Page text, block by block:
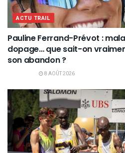
ACTU TRAIL
Pauline Ferrand-Prévot :
dopage… que sait-on
son abandon ?
8 AOÛT 2026